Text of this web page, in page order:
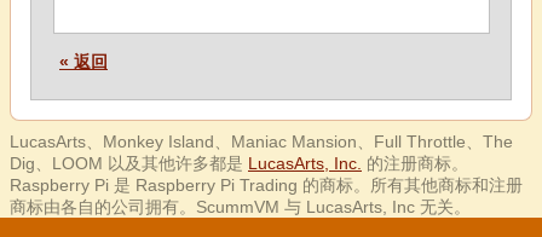
« 返回
LucasArts、Monkey Island、Maniac Mansion、Full Throttle、The
Dig、LOOM 以及其他许多都是 LucasArts, Inc. 的注册商标。
Raspberry Pi 是 Raspberry Pi Trading 的商标。所有其他商标和注册
商标由各自的公司拥有。ScummVM 与 LucasArts, Inc 无关。